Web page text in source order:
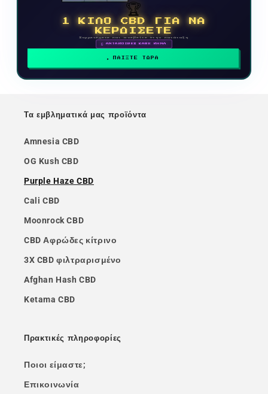
🏆
1 ΚΙΛΟ CBD ΓΙΑ ΝΑ
ΚΕΡΔΙΣΕΤΕ
Συμμετέχετε και ανεβείτε στην κατάταξη
🗓 ΑΝΤΑΜΟΙΒΕΣ ΚΑΘΕ ΜΗΝΑ
ΠΑΙΞΤΕ ΤΩΡΑ
Τα εμβληματικά μας προϊόντα
Amnesia CBD
OG Kush CBD
Purple Haze CBD
Cali CBD
Moonrock CBD
CBD Αφρώδες κίτρινο
3X CBD φιλτραρισμένο
Afghan Hash CBD
Ketama CBD
Πρακτικές πληροφορίες
Ποιοι είμαστε;
Επικοινωνία